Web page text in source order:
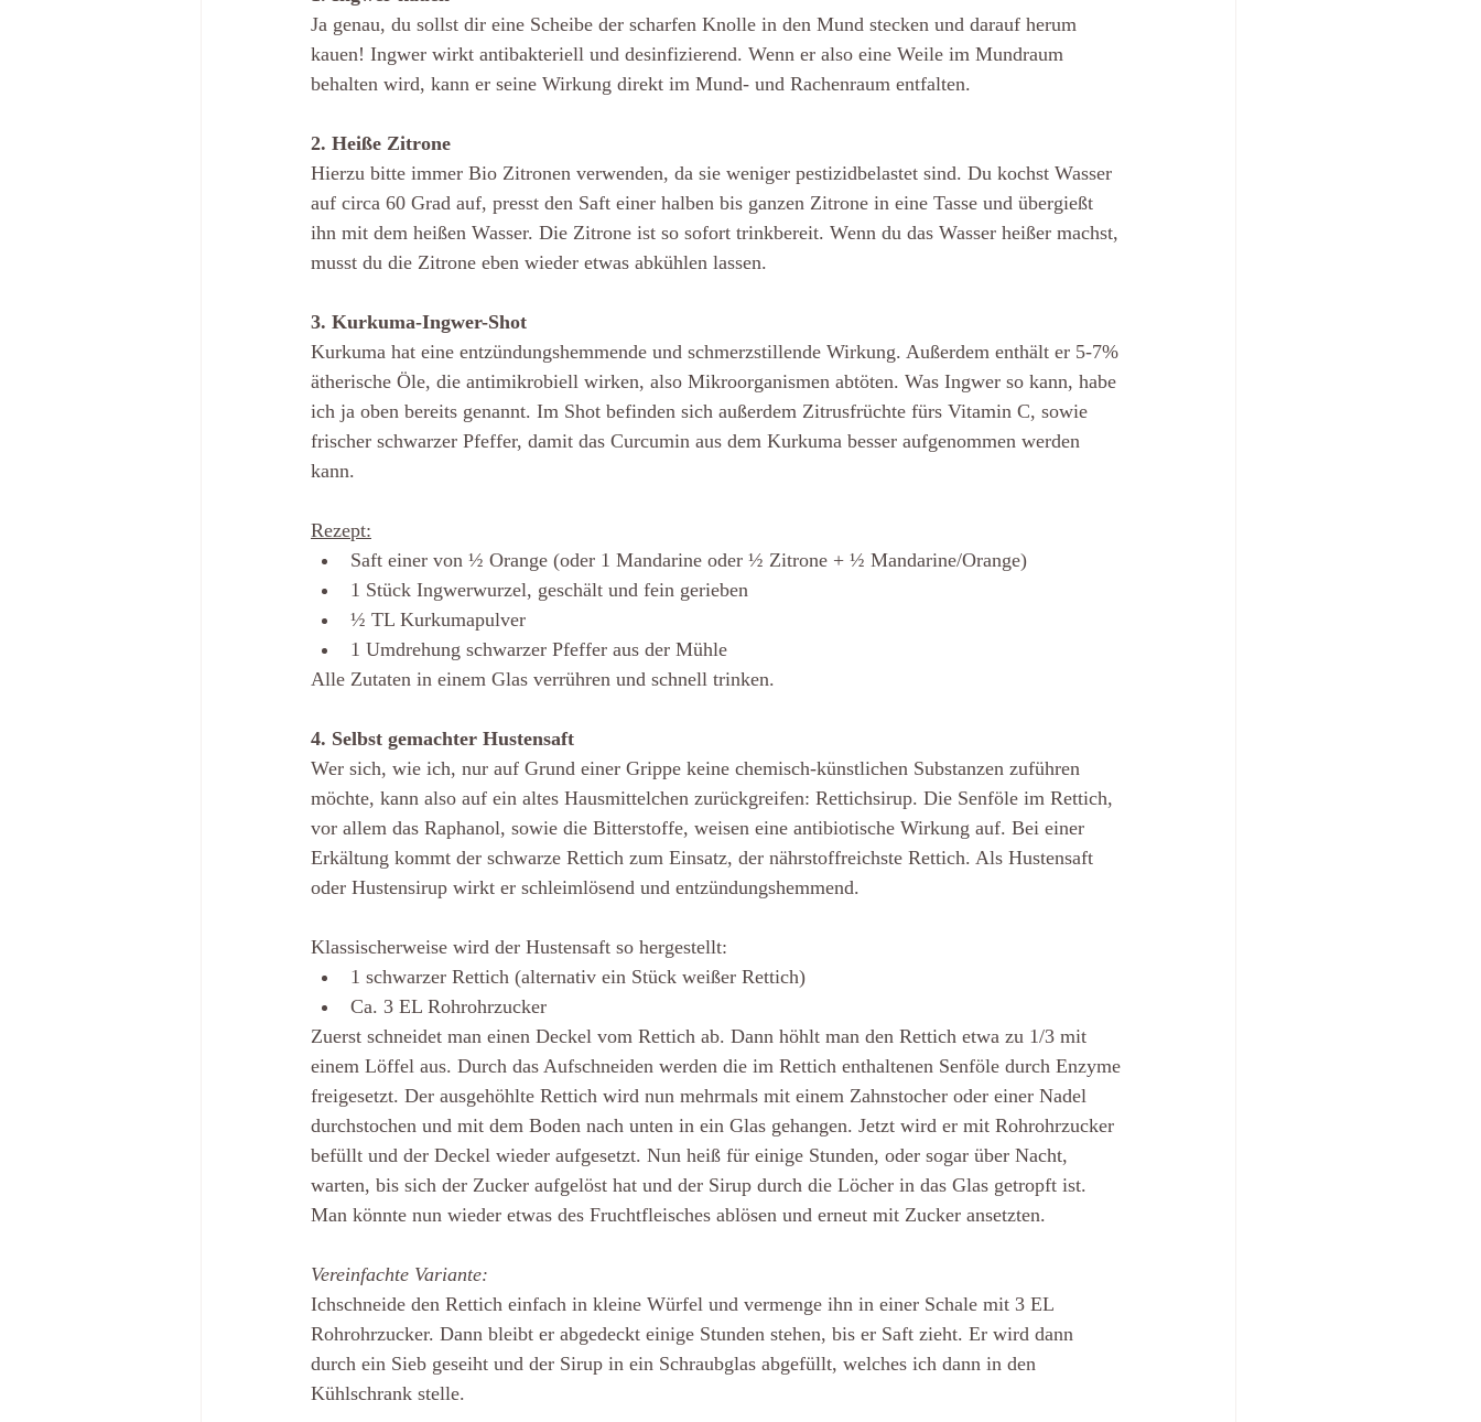
Ja genau, du sollst dir eine Scheibe der scharfen Knolle in den Mund stecken und darauf herum
kauen! Ingwer wirkt antibakteriell und desinfizierend. Wenn er also eine Weile im Mundraum
behalten wird, kann er seine Wirkung direkt im Mund- und Rachenraum entfalten.
2. Heiße Zitrone
Hierzu bitte immer Bio Zitronen verwenden, da sie weniger pestizidbelastet sind. Du kochst Wasser
auf circa 60 Grad auf, presst den Saft einer halben bis ganzen Zitrone in eine Tasse und übergießt
ihn mit dem heißen Wasser. Die Zitrone ist so sofort trinkbereit. Wenn du das Wasser heißer machst,
musst du die Zitrone eben wieder etwas abkühlen lassen.
3. Kurkuma-Ingwer-Shot
Kurkuma hat eine entzündungshemmende und schmerzstillende Wirkung. Außerdem enthält er 5-7%
ätherische Öle, die antimikrobiell wirken, also Mikroorganismen abtöten. Was Ingwer so kann, habe
ich ja oben bereits genannt. Im Shot befinden sich außerdem Zitrusfrüchte fürs Vitamin C, sowie
frischer schwarzer Pfeffer, damit das Curcumin aus dem Kurkuma besser aufgenommen werden
kann.
Rezept:
Saft einer von ½ Orange (oder 1 Mandarine oder ½ Zitrone + ½ Mandarine/Orange)
1 Stück Ingwerwurzel, geschält und fein gerieben
½ TL Kurkumapulver
1 Umdrehung schwarzer Pfeffer aus der Mühle
Alle Zutaten in einem Glas verrühren und schnell trinken.
4. Selbst gemachter Hustensaft
Wer sich, wie ich, nur auf Grund einer Grippe keine chemisch-künstlichen Substanzen zuführen
möchte, kann also auf ein altes Hausmittelchen zurückgreifen: Rettichsirup. Die Senföle im Rettich,
vor allem das Raphanol, sowie die Bitterstoffe, weisen eine antibiotische Wirkung auf. Bei einer
Erkältung kommt der schwarze Rettich zum Einsatz, der nährstoffreichste Rettich. Als Hustensaft
oder Hustensirup wirkt er schleimlösend und entzündungshemmend.
Klassischerweise wird der Hustensaft so hergestellt:
1 schwarzer Rettich (alternativ ein Stück weißer Rettich)
Ca. 3 EL Rohrohrzucker
Zuerst schneidet man einen Deckel vom Rettich ab. Dann höhlt man den Rettich etwa zu 1/3 mit
einem Löffel aus. Durch das Aufschneiden werden die im Rettich enthaltenen Senföle durch Enzyme
freigesetzt. Der ausgehöhlte Rettich wird nun mehrmals mit einem Zahnstocher oder einer Nadel
durchstochen und mit dem Boden nach unten in ein Glas gehangen. Jetzt wird er mit Rohrohrzucker
befüllt und der Deckel wieder aufgesetzt. Nun heiß für einige Stunden, oder sogar über Nacht,
warten, bis sich der Zucker aufgelöst hat und der Sirup durch die Löcher in das Glas getropft ist.
Man könnte nun wieder etwas des Fruchtfleisches ablösen und erneut mit Zucker ansetzten.
Vereinfachte Variante:
Ichschneide den Rettich einfach in kleine Würfel und vermenge ihn in einer Schale mit 3 EL
Rohrohrzucker. Dann bleibt er abgedeckt einige Stunden stehen, bis er Saft zieht. Er wird dann
durch ein Sieb geseiht und der Sirup in ein Schraubglas abgefüllt, welches ich dann in den
Kühlschrank stelle.